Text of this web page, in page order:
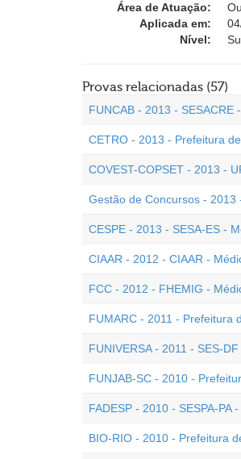
Área de Atuação:
Aplicada em:
Nível:
Provas relacionadas (57)
FUNCAB - 2013 - SESACRE
CETRO - 2013 - Prefeitura
COVEST-COPSET - 2013 -
Gestão de Concursos - 2013
CESPE - 2013 - SESA-ES -
CIAAR - 2012 - CIAAR -
FCC - 2012 - FHEMIG -
FUMARC - 2011 - Prefeitura
FUNIVERSA - 2011 - SES-
FUNJAB-SC - 2010 -
FADESP - 2010 - SESPA-PA
BIO-RIO - 2010 - Prefeitura